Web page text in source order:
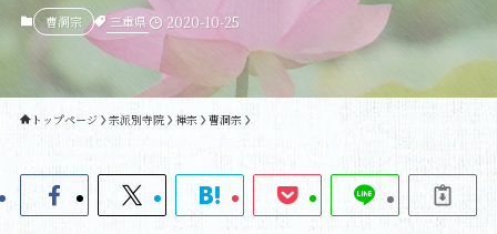
曹洞宗 三重県 2020-10-25
トップページ 宗派別寺院 禅宗 曹洞宗